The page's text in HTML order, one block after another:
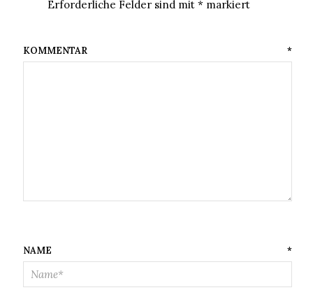
Erforderliche Felder sind mit* markiert
KOMMENTAR *
NAME *